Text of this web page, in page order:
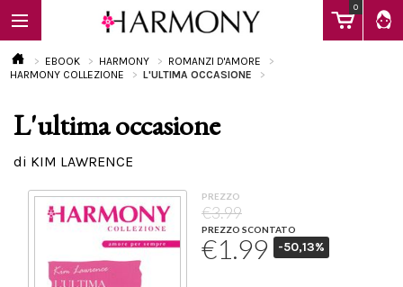
0
EBOOK
EBOOK HARMONY
ROMANZI D'AMORE
HARMONY COLLEZIONE
L'ULTIMA OCCASIONE
L'ultima occasione
di KIM LAWRENCE
PREZZO
€3.99
PREZZO SCONTATO
€1.99 -50,13%